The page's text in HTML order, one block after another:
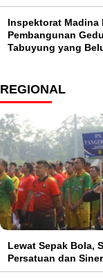
Inspektorat Madina
Pembangunan
Tabuyung yang
REGIONAL
Lewat Sepak Bola,
Persatuan dan